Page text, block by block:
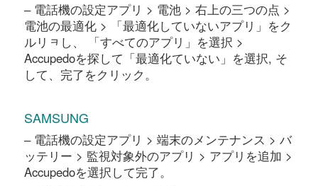
‒ 電話機の設定アプリ > 電池 > 右上の三つの点 >
電池の最適化 > 「最適化していないアプリ」をク
ルリᆿし、 「すべてのアプリ」を選択 >
Accupedoを探して「最適化ていない」を選択, そ
して、完了をクリック。
SAMSUNG
‒ 電話機の設定アプリ > 端末のメンテナンス > バ
ッテリー > 監視対象外のアプリ > アプリを追加 >
Accupedoを選択して完了。